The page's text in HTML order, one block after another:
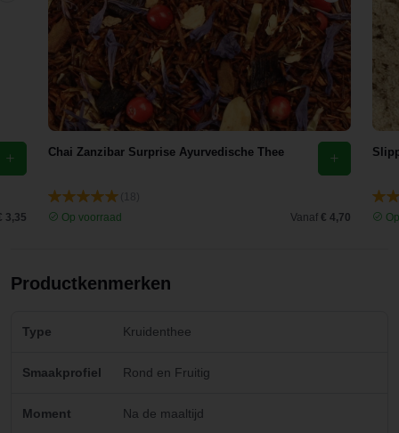
3,35
Chai Zanzibar Surprise Ayurvedische Thee
Op voorraad
Vanaf € 4,70
Productkenmerken
Type Kruidenthee
Smaakprofiel Rond en Fruitig
Moment Na de maaltijd